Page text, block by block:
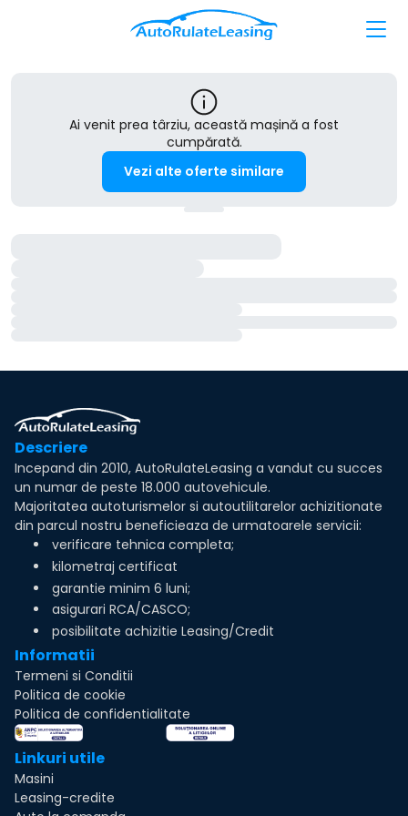
Ai venit prea târziu, această mașină a fost
cumpărată.
Vezi alte oferte similare
Descriere
Incepand din 2010, AutoRulateLeasing a vandut cu succes
un numar de peste 18.000 autovehicule.
Majoritatea autoturismelor si autoutilitarelor achizitionate
din parcul nostru beneficieaza de urmatoarele servicii:
verificare tehnica completa;
kilometraj certificat
garantie minim 6 luni;
asigurari RCA/CASCO;
posibilitate achizitie Leasing/Credit
Informatii
Termeni si Conditii
Politica de cookie
Politica de confidentialitate
Linkuri utile
Masini
Leasing-credite